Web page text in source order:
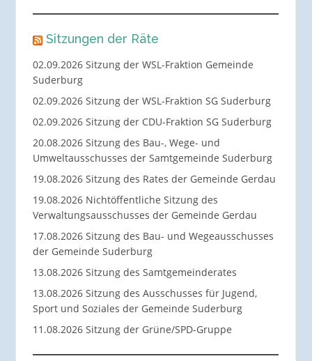
Sitzungen der Räte
02.09.2026 Sitzung der WSL-Fraktion Gemeinde
Suderburg
02.09.2026 Sitzung der WSL-Fraktion SG Suderburg
02.09.2026 Sitzung der CDU-Fraktion SG Suderburg
20.08.2026 Sitzung des Bau-, Wege- und
Umweltausschusses der Samtgemeinde Suderburg
19.08.2026 Sitzung des Rates der Gemeinde Gerdau
19.08.2026 Nichtöffentliche Sitzung des
Verwaltungsausschusses der Gemeinde Gerdau
17.08.2026 Sitzung des Bau- und Wegeausschusses
der Gemeinde Suderburg
13.08.2026 Sitzung des Samtgemeinderates
13.08.2026 Sitzung des Ausschusses für Jugend,
Sport und Soziales der Gemeinde Suderburg
11.08.2026 Sitzung der Grüne/SPD-Gruppe